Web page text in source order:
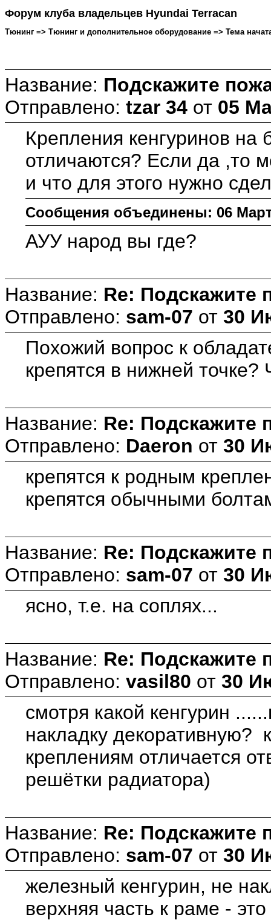
Форум клуба владельцев Hyundai Terracan
Тюнинг => Тюнинг и дополнительное оборудование => Тема
Название: Подскажите
Отправлено: tzar 34 от 05
Крепления кенгуринов на
отличаются? Если да ,то
и что для этого нужно
Сообщения объединены: 06
АУУ народ вы где?
Название: Re: Подскажите
Отправлено: sam-07 от 30
Похожий вопрос к
крепятся в нижней
Название: Re: Подскажите
Отправлено: Daeron от 30
крепятся к родным
крепятся обычными
Название: Re: Подскажите
Отправлено: sam-07 от 30
ясно, т.е. на соплях...
Название: Re: Подскажите
Отправлено: vasil80 от 30
смотря какой кенгурин
накладку декоративную?
креплениям отличается
решётки радиатора)
Название: Re: Подскажите
Отправлено: sam-07 от 30
железный кенгурин, не
верхняя часть к раме -